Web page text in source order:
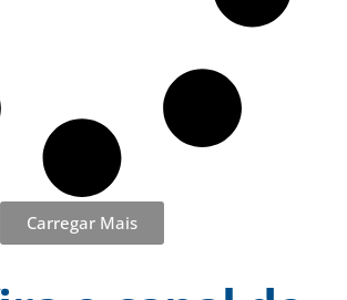
Carregar Mais